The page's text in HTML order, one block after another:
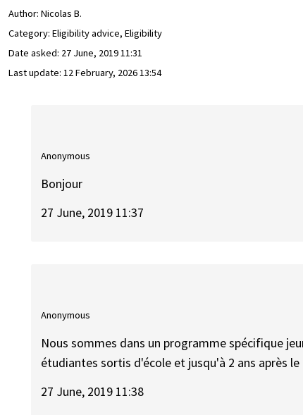
Author: Nicolas B.
Category: Eligibility advice, Eligibility
Date asked: 27 June, 2019 11:31
Last update: 12 February, 2026 13:54
Anonymous
Bonjour
27 June, 2019 11:37
Anonymous
Nous sommes dans un programme spécifique
étudiantes sortis d'école et jusqu'à 2 ans après
27 June, 2019 11:38